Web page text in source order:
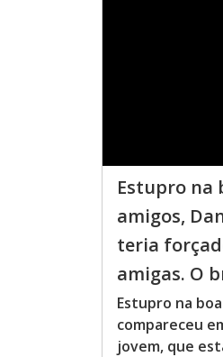
Estupro na
amigos,
teria
amigas. O
Estupro na
compareceu
jovem, que